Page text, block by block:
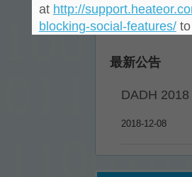
最新公告
DADH
2018-12-08
at http://
blocking-social-features/to